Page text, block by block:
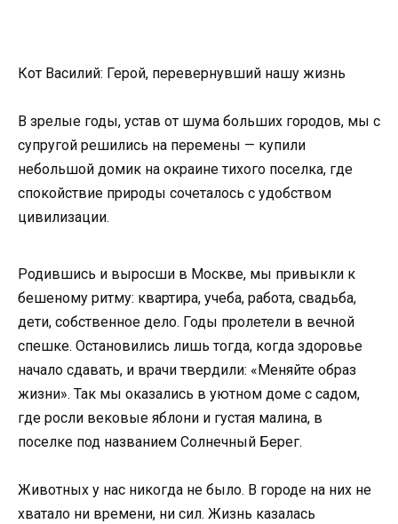
Кот Василий: Герой, перевернувший нашу жизнь
В зрелые годы, устав от шума больших городов, мы с
супругой решились на перемены — купили
небольшой домик на окраине тихого поселка, где
спокойствие природы сочеталось с удобством
цивилизации.
Родившись и выросши в Москве, мы привыкли к
бешеному ритму: квартира, учеба, работа, свадьба,
дети, собственное дело. Годы пролетели в вечной
спешке. Остановились лишь тогда, когда здоровье
начало сдавать, и врачи твердили: «Меняйте образ
жизни». Так мы оказались в уютном доме с садом,
где росли вековые яблони и густая малина, в
поселке под названием Солнечный Берег.
Животных у нас никогда не было. В городе на них не
хватало ни времени, ни сил. Жизнь казалась